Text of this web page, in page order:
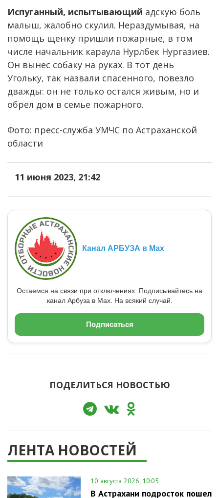
Испуганный, испытывающий адскую боль
малыш, жалобно скулил. Нераздумывая, на
помощь щенку пришли пожарные, в том
числе начальник караула Нурлбек Нургазиев.
Он вынес собаку на руках. В тот день
Угольку, так назвали спасенного, повезло
дважды: он не только остался живым, но и
обрел дом в семье пожарного.
Фото: пресс-служба УМЧС по Астраханской
области
11 июня 2023, 21:42
Канал АРБУЗА в Max
Остаемся на связи при отключениях. Подписывайтесь на
канал Арбуза в Max. На всякий случай.
Подписаться
ПОДЕЛИТЬСЯ НОВОСТЬЮ
ЛЕНТА НОВОСТЕЙ
10 августа 2026, 10:05
В Астрахани подросток пошел